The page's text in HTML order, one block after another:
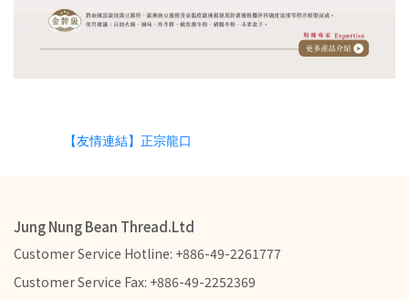
【友情連結】正宗龍口
Jung Nung Bean Thread.Ltd
Customer Service Hotline: +886-49-2261777
Customer Service Fax: +886-49-2252369